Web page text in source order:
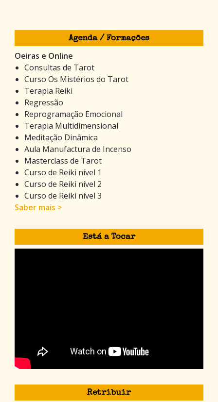
Agenda / Formações
Oeiras e Online
Consultas de Tarot
Curso Os Mistérios do Tarot
Terapia Reiki
Regressão
Reprogramação Emocional
Terapia Multidimensional
Meditação Dinâmica
Aula Manufactura de Incenso
Masterclass de Tarot
Curso de Reiki nível 1
Curso de Reiki nível 2
Curso de Reiki nível 3
Saber mais >
Está a Tocar
Retribuir